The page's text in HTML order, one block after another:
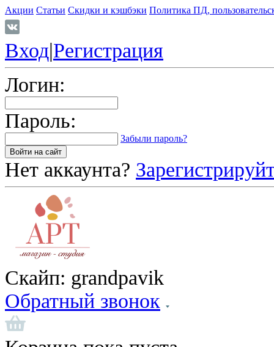
Акции Статьи Скидки и кэшбэки Политика ПД,
Вход|Регистрация
Логин:
Пароль:
Забыли пароль?
Нет аккаунта?
Скайп: grandpavik
Обратный звонок